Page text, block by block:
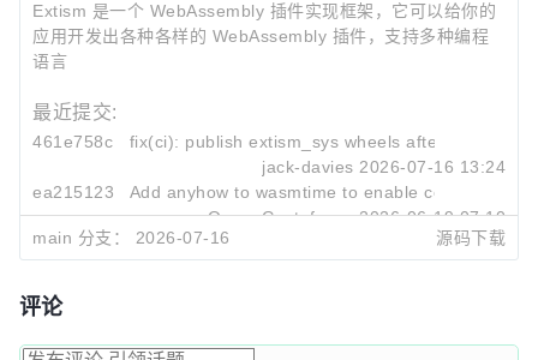
Extism 是一个 WebAssembly 插件实现框架，它可以给你的
应用开发出各种各样的 WebAssembly 插件，支持多种编程
语言
最近提交:
461e758c
fix(ci): publish extism_sys wheels after the build
jack-davies 2026-07-16 13:24
ea215123
Add anyhow to wasmtime to enable compilation
Oscar Gustafsson 2026-06-19 07:10
7038ad1c
Upgrade wasmtime to v43 (#901)
main 分支： 2026-07-16 源码下载
评论